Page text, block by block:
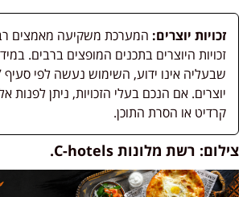
זכויות יוצרים: המערכת משקיעה מאמצים
זכויות היוצרים בתכנים המופצים ברבים.
יוצרים. אם הנכם בעלי הזכויות, ניתן לפנות
קרדיט או הסרת התוכן.
צילום: רשת מלונות C-hotels.